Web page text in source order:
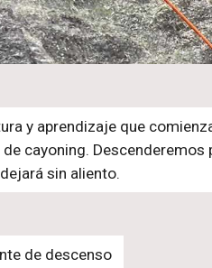
y aprendizaje que
cayoning.
sin aliento.
de descenso